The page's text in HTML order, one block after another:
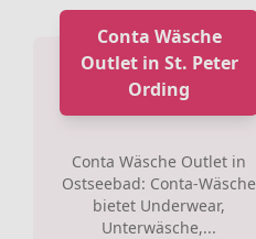
Conta Wäsche
Outlet in St. Peter
Ording
Conta Wäsche Outlet in
Ostseebad: Conta-Wäsche
bietet Underwear,
Unterwäsche,...